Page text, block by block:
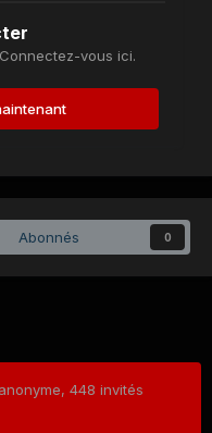
vous ici.
Abonnés 0
448 invités